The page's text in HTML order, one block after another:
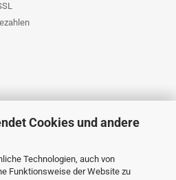
Cookies und andere
Technologien, auch von
Funktionsweise der Website zu